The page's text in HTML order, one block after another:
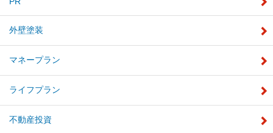
外壁塗装
マネープラン
ライフプラン
不動産投資